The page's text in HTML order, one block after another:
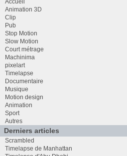
Animation 3D
Clip
Pub
Stop Motion
Slow Motion
Court métrage
Machinima
pixelart
Timelapse
Documentaire
Musique
Motion design
Animation
Sport
Autres
Derniers articles
Scrambled
Timelapse de Manhattan